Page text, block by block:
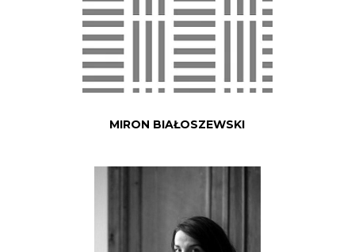
MIRON BIAŁOSZEWSKI